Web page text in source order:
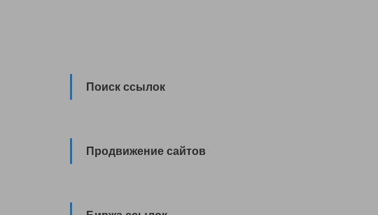
Поиск ссылок
Продвижение сайтов